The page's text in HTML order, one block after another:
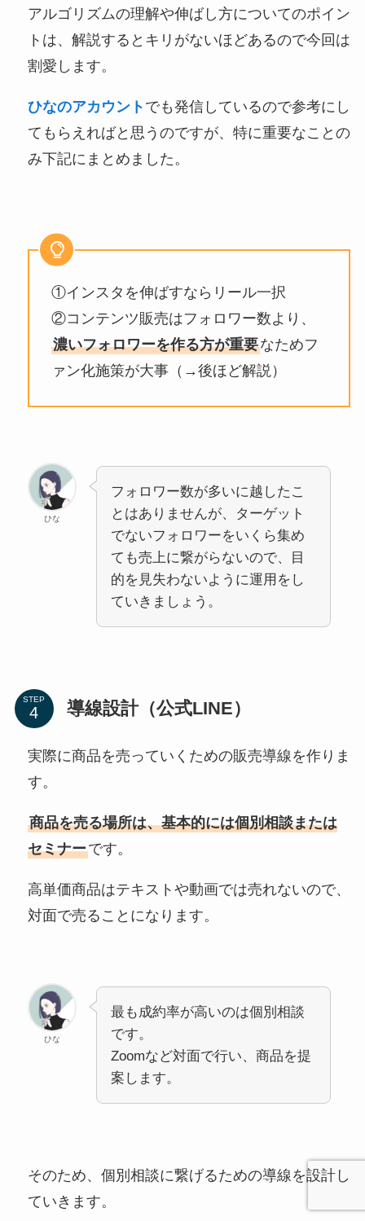
アルゴリズムの理解や伸ばし方についてのポイン
トは、解説するとキリがないほどあるので今回は
割愛します。
ひなのアカウント でも発信しているので参考にし
てもらえればと思うのですが、特に重要なことの
み下記にまとめました。
①インスタを伸ばすならリール一択
②コンテンツ販売はフォロワー数より、
濃いフォロワーを作る方が重要なためフ
ァン化施策が大事（→後ほど解説）
ひな
フォロワー数が多いに越したこ
とはありませんが、ターゲット
でないフォロワーをいくら集め
ても売上に繋がらないので、目
的を見失わないように運用をし
ていきましょう。
STEP 導線設計（公式LINE）
実際に商品を売っていくための販売導線を作りま
す。
商品を売る場所は、基本的には個別相談または
セミナーです。
高単価商品はテキストや動画では売れないので、
対面で売ることになります。
ひな
最も成約率が高いのは個別相談
です。
Zoomなど対面で行い、商品を提
案します。
そのため、個別相談に繋げるための導線を設計し
ていきます。